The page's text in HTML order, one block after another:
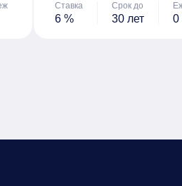
Ставка
6 %
Срок до
30 лет 0